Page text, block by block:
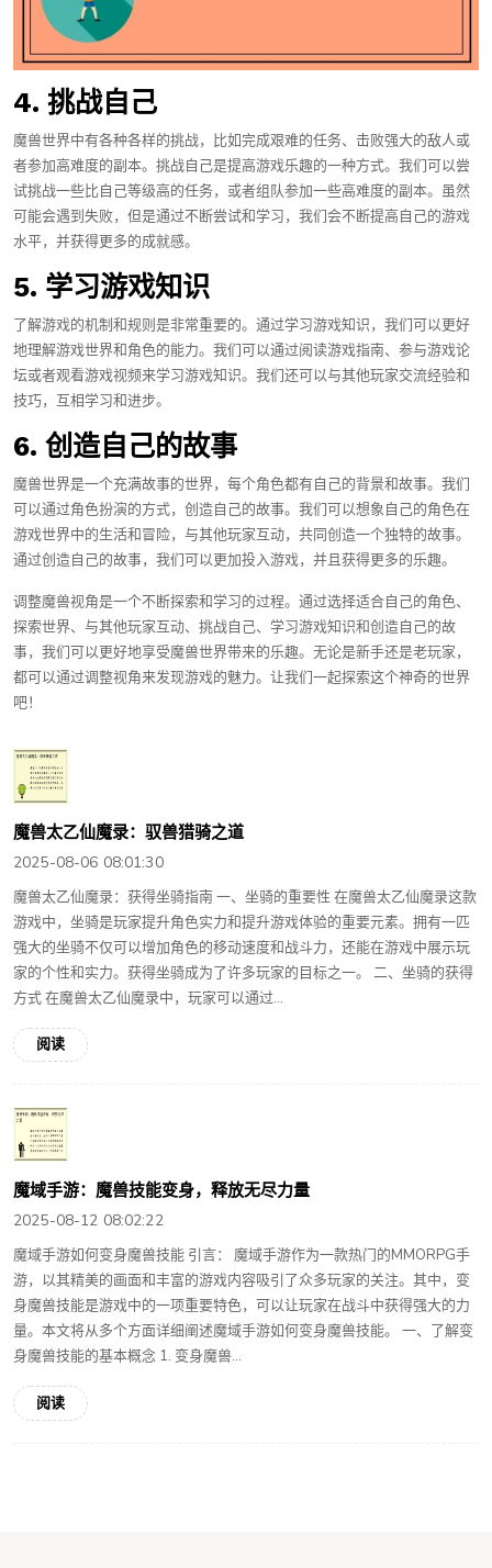
4. 挑战自己
魔兽世界中有各种各样的挑战，比如完成艰难的任务、击败强大的敌人或
者参加高难度的副本。挑战自己是提高游戏乐趣的一种方式。我们可以尝
试挑战一些比自己等级高的任务，或者组队参加一些高难度的副本。虽然
可能会遇到失败，但是通过不断尝试和学习，我们会不断提高自己的游戏
水平，并获得更多的成就感。
5. 学习游戏知识
了解游戏的机制和规则是非常重要的。通过学习游戏知识，我们可以更好
地理解游戏世界和角色的能力。我们可以通过阅读游戏指南、参与游戏论
坛或者观看游戏视频来学习游戏知识。我们还可以与其他玩家交流经验和
技巧，互相学习和进步。
6. 创造自己的故事
魔兽世界是一个充满故事的世界，每个角色都有自己的背景和故事。我们
可以通过角色扮演的方式，创造自己的故事。我们可以想象自己的角色在
游戏世界中的生活和冒险，与其他玩家互动，共同创造一个独特的故事。
通过创造自己的故事，我们可以更加投入游戏，并且获得更多的乐趣。
调整魔兽视角是一个不断探索和学习的过程。通过选择适合自己的角色、
探索世界、与其他玩家互动、挑战自己、学习游戏知识和创造自己的故
事，我们可以更好地享受魔兽世界带来的乐趣。无论是新手还是老玩家，
都可以通过调整视角来发现游戏的魅力。让我们一起探索这个神奇的世界
吧！
魔兽太乙仙魔录：驭兽猎骑之道
2025-08-06 08:01:30
魔兽太乙仙魔录：获得坐骑指南 一、坐骑的重要性 在魔兽太乙仙魔录这款
游戏中，坐骑是玩家提升角色实力和提升游戏体验的重要元素。拥有一匹
强大的坐骑不仅可以增加角色的移动速度和战斗力，还能在游戏中展示玩
家的个性和实力。获得坐骑成为了许多玩家的目标之一。 二、坐骑的获得
方式 在魔兽太乙仙魔录中，玩家可以通过...
阅读
魔域手游：魔兽技能变身，释放无尽力量
2025-08-12 08:02:22
魔域手游如何变身魔兽技能 引言： 魔域手游作为一款热门的MMORPG手
游，以其精美的画面和丰富的游戏内容吸引了众多玩家的关注。其中，变
身魔兽技能是游戏中的一项重要特色，可以让玩家在战斗中获得强大的力
量。本文将从多个方面详细阐述魔域手游如何变身魔兽技能。 一、了解变
身魔兽技能的基本概念 1. 变身魔兽...
阅读